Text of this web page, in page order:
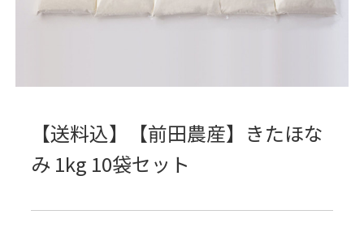
【送料込】【前田農産】きたほな
み 1kg 10袋セット